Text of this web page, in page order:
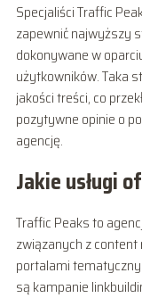
Specjaliści Traffic
zapewnić najwyższy
dokonywane w
użytkowników. Taka
jakości treści, co
pozytywne opinie o
agencję.
Jakie usługi
Traffic Peaks to
związanych z
portalami
są kampanie